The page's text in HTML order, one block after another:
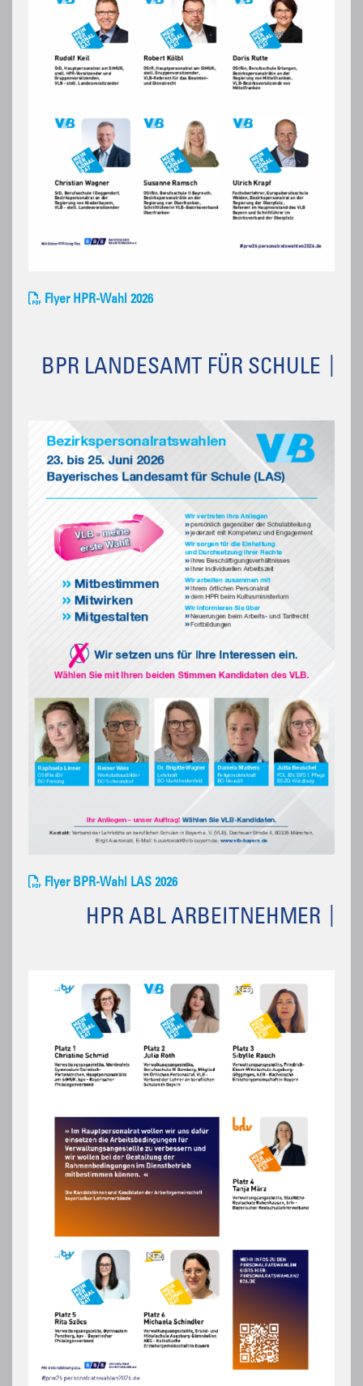
Flyer HPR-Wahl 2026
BPR LANDESAMT FÜR SCHULE
Flyer BPR-Wahl LAS 2026
HPR ABL ARBEITNEHMER